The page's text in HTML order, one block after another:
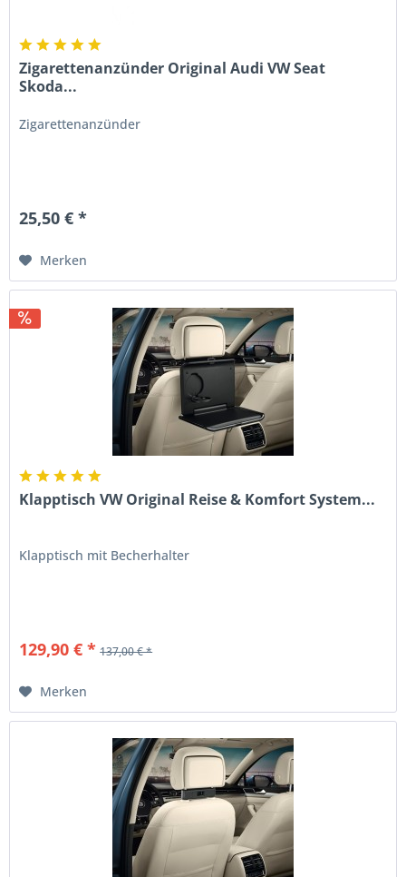
Zigarettenanzünder Original Audi VW Seat
Skoda...
Zigarettenanzünder
25,50 € *
Merken
Klapptisch VW Original Reise & Komfort System...
Klapptisch mit Becherhalter
129,90 € * 137,00 € *
Merken